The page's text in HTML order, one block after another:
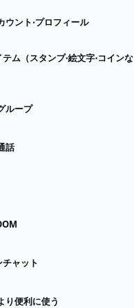
ウント⋅プロフィール
ム（スタンプ⋅絵文字⋅コインな
ループ
話
ャット
り便利に使う